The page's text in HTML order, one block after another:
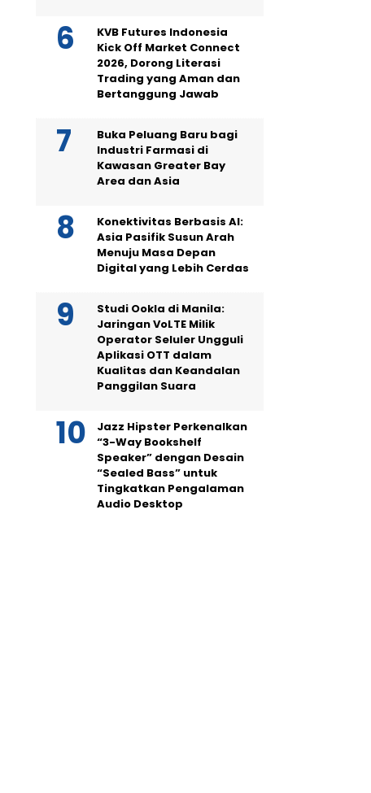
KVB Futures Indonesia
Kick Off Market Connect
2026, Dorong Literasi
Trading yang Aman dan
Bertanggung Jawab
Buka Peluang Baru bagi
Industri Farmasi di
Kawasan Greater Bay
Area dan Asia
Konektivitas Berbasis AI:
Asia Pasifik Susun Arah
Menuju Masa Depan
Digital yang Lebih Cerdas
Studi Ookla di Manila:
Jaringan VoLTE Milik
Operator Seluler Ungguli
Aplikasi OTT dalam
Kualitas dan Keandalan
Panggilan Suara
Jazz Hipster Perkenalkan
“3-Way Bookshelf
Speaker” dengan Desain
“Sealed Bass” untuk
Tingkatkan Pengalaman
Audio Desktop